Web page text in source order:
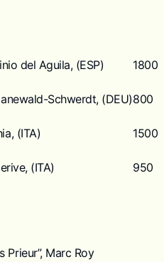
del Aguila, (ESP) 1800
Schwerdt, (DEU)800
(ITA) 1500
(ITA) 950
Prieur”, Marc Roy